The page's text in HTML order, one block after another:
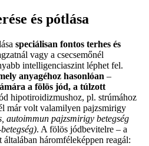
és pótlása
speciálisan fontos terhes és
vagy a csecsemőnél
intelligenciaszint léphet fel.
anyagéhoz hasonlóan –
a fölös jód, a túlzott
hipotiroidizmushoz, pl. strúmához
már volt valamilyen pajzsmirigy
autoimmun pajzsmirigy betegség
. A fölös jódbevitelre – a
háromféleképpen reagál: